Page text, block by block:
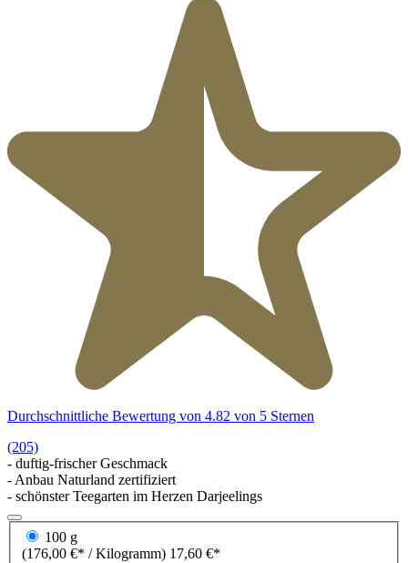
Durchschnittliche Bewertung von 4.82 von 5 Sternen
(205)
- duftig-frischer Geschmack
- Anbau Naturland zertifiziert
- schönster Teegarten im Herzen Darjeelings
100 g
(176,00 €* / Kilogramm) 17,60 €*